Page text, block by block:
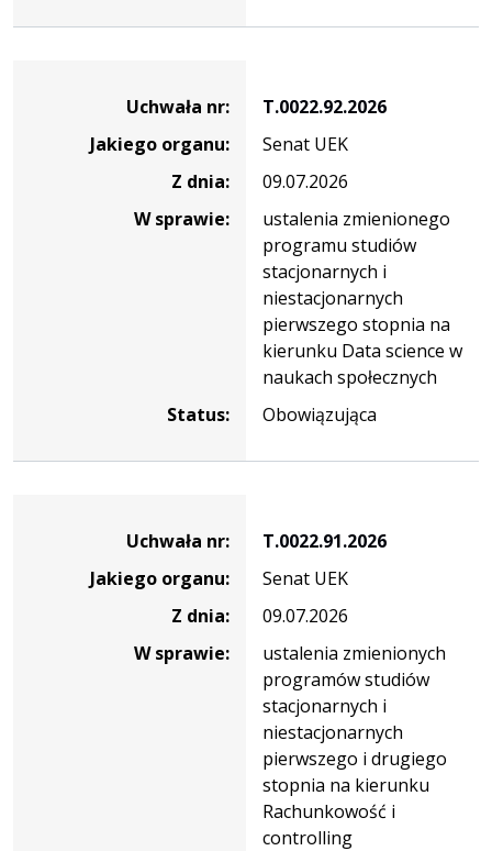
T.0022.92.2026
Uchwała nr:
T.0022.92.2026
Jakiego organu:
Senat UEK
Z dnia:
09.07.2026
W sprawie:
ustalenia zmienionego
programu studiów
stacjonarnych i
niestacjonarnych
pierwszego stopnia na
kierunku Data science w
naukach społecznych
Status:
Obowiązująca
T.0022.91.2026
Uchwała nr:
T.0022.91.2026
Jakiego organu:
Senat UEK
Z dnia:
09.07.2026
W sprawie:
ustalenia zmienionych
programów studiów
stacjonarnych i
niestacjonarnych
pierwszego i drugiego
stopnia na kierunku
Rachunkowość i
controlling